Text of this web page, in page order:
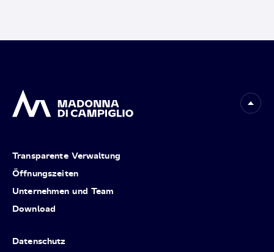
Transparente Verwaltung
Öffnungszeiten
Unternehmen und Team
Download
Datenschutz